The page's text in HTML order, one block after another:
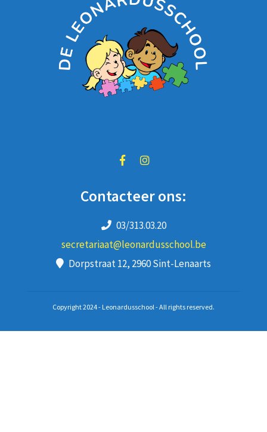
Contacteer ons:
03/313.03.20
secretariaat@leonardusschool.be
Dorpstraat 12, 2960 Sint-Lenaarts
Copyright 2024 - Leonardusschool - All rights reserved.